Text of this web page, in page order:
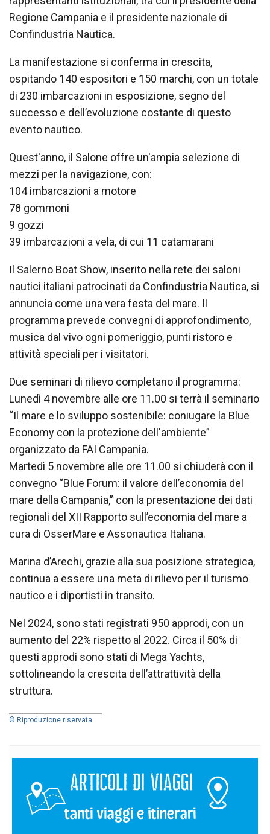
Regione Campania e il presidente nazionale di
Confindustria Nautica.
La manifestazione si conferma in crescita,
ospitando 140 espositori e 150 marchi, con un totale
di 230 imbarcazioni in esposizione, segno del
successo e dell’evoluzione costante di questo
evento nautico.
Quest'anno, il Salone offre un'ampia selezione di
mezzi per la navigazione, con:
104 imbarcazioni a motore
78 gommoni
9 gozzi
39 imbarcazioni a vela, di cui 11 catamarani
Il Salerno Boat Show, inserito nella rete dei saloni
nautici italiani patrocinati da Confindustria Nautica, si
annuncia come una vera festa del mare. Il
programma prevede convegni di approfondimento,
musica dal vivo ogni pomeriggio, punti ristoro e
attività speciali per i visitatori.
Due seminari di rilievo completano il programma:
Lunedì 4 novembre alle ore 11.00 si terrà il seminario
“Il mare e lo sviluppo sostenibile: coniugare la Blue
Economy con la protezione dell'ambiente”
organizzato da FAI Campania.
Martedì 5 novembre alle ore 11.00 si chiuderà con il
convegno “Blue Forum: il valore dell’economia del
mare della Campania,” con la presentazione dei dati
regionali del XII Rapporto sull’economia del mare a
cura di OsserMare e Assonautica Italiana.
Marina d’Arechi, grazie alla sua posizione strategica,
continua a essere una meta di rilievo per il turismo
nautico e i diportisti in transito.
Nel 2024, sono stati registrati 950 approdi, con un
aumento del 22% rispetto al 2022. Circa il 50% di
questi approdi sono stati di Mega Yachts,
sottolineando la crescita dell’attrattività della
struttura.
© Riproduzione riservata